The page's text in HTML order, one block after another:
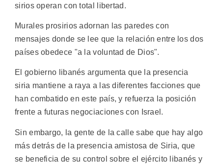
sirios operan con total libertad.
Murales prosirios adornan las paredes con
mensajes donde se lee que la relación entre los dos
países obedece "a la voluntad de Dios".
El gobierno libanés argumenta que la presencia
siria mantiene a raya a las diferentes facciones que
han combatido en este país, y refuerza la posición
frente a futuras negociaciones con Israel.
Sin embargo, la gente de la calle sabe que hay algo
más detrás de la presencia amistosa de Siria, que
se beneficia de su control sobre el ejército libanés y